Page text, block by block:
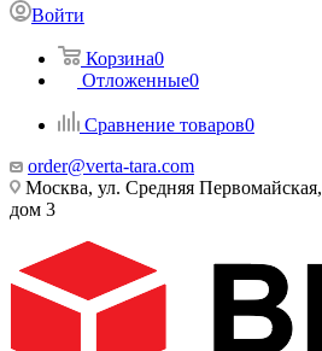
Войти
Корзина0
Отложенные0
Сравнение товаров0
order@verta-tara.com
Москва, ул. Средняя Первомайская,
дом 3